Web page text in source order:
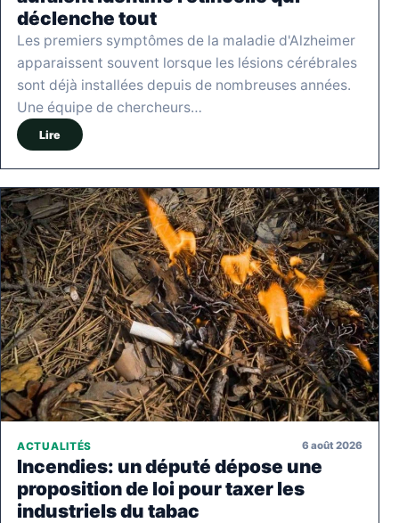
déclenche tout
Les premiers symptômes de la maladie d'Alzheimer
apparaissent souvent lorsque les lésions cérébrales
sont déjà installées depuis de nombreuses années.
Une équipe de chercheurs…
Lire
ACTUALITÉS 6 août 2026
Incendies: un député dépose une
proposition de loi pour taxer les
industriels du tabac